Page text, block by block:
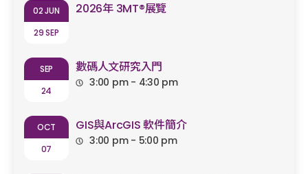
02 JUN
29 SEP
2026年 3MT®展覽
SEP
24
數碼人文研究入門
3:00 pm - 4:30 pm
OCT
07
GIS與ArcGIS 軟件簡介
3:00 pm - 5:00 pm